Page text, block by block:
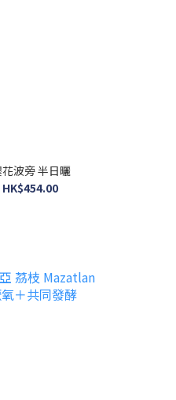
波旁 半日曬